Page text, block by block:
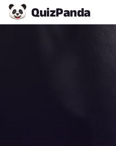
QuizPanda